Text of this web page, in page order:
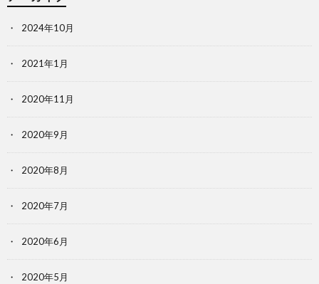
2024年10月
2021年1月
2020年11月
2020年9月
2020年8月
2020年7月
2020年6月
2020年5月